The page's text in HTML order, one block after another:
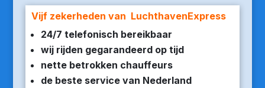
Vijf zekerheden van LuchthavenExpress
24/7 telefonisch bereikbaar
wij rijden gegarandeerd op tijd
nette betrokken chauffeurs
de beste service van Nederland